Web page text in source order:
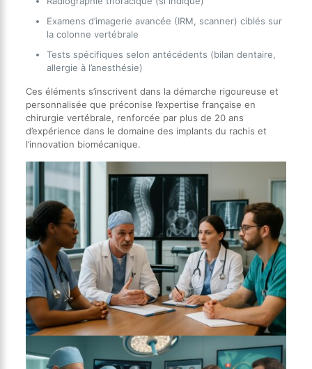
Examens d’imagerie avancée (IRM, scanner) ciblés sur
la colonne vertébrale
Tests spécifiques selon antécédents (bilan dentaire,
allergie à l’anesthésie)
Ces éléments s’inscrivent dans la démarche rigoureuse et
personnalisée que préconise l’expertise française en
chirurgie vertébrale, renforcée par plus de 20 ans
d’expérience dans le domaine des implants du rachis et
l’innovation biomécanique.